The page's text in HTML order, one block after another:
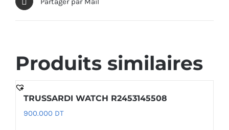
Produits similaires
TRUSSARDI WATCH R2453145508
900.000 DT